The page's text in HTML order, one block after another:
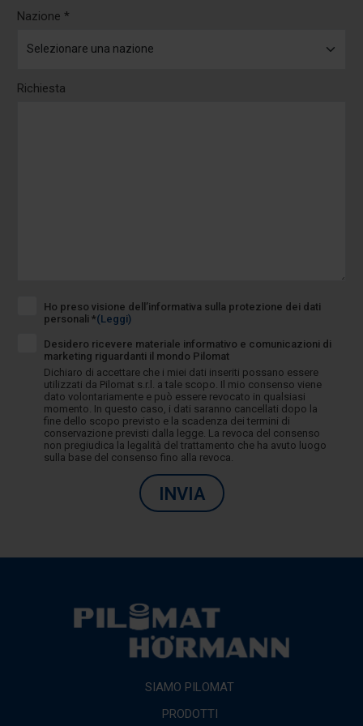
Nazione *
Richiesta
Ho preso visione dell’informativa sulla protezione dei dati
personali *(Leggi)
Desidero ricevere materiale informativo e comunicazioni di
marketing riguardanti il mondo Pilomat
Dichiaro di accettare che i miei dati inseriti possano essere
utilizzati da Pilomat s.r.l. a tale scopo. Il mio consenso viene
dato volontariamente e può essere revocato in qualsiasi
momento. In questo caso, i dati saranno cancellati dopo la
fine dello scopo previsto e la scadenza dei termini di
conservazione previsti dalla legge. La revoca del consenso
non pregiudica la legalità del trattamento che ha avuto luogo
sulla base del consenso fino alla revoca.
INVIA
SIAMO PILOMAT
PRODOTTI